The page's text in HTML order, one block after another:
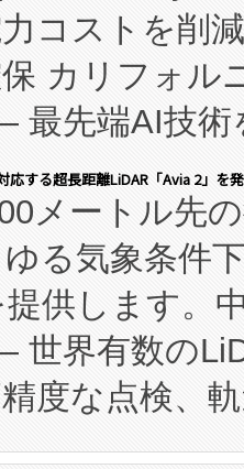
ッチ施設の
イチェーン
が高く、持
用した現地生
用負担を大
幅に拡大する
Continuous
施設設計・
および知的
グカリキュ
コストを削
カリフォル
最先端AI技術
ンド：本社
）と、エンタ
は、日本にあ
システム（
のAI搭載プラ
運用に至る
確保する事
する超長距離LiDAR「Avia 2」を
メートル先
る気象条件
供します。
世界有数の
度な点検、
るバルク材